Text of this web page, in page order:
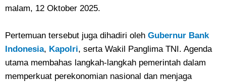
malam, 12 Oktober 2025.
Pertemuan tersebut juga dihadiri oleh Gubernur Bank
Indonesia, Kapolri, serta Wakil Panglima TNI. Agenda
utama membahas langkah-langkah pemerintah dalam
memperkuat perekonomian nasional dan menjaga